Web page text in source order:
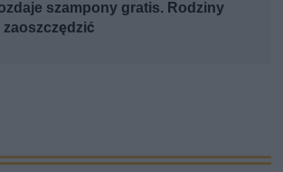
szampony gratis. Rodziny